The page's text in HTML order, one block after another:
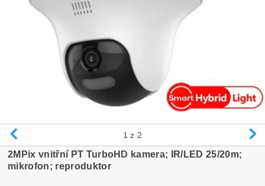
1 z 2
2MPix vnitřní PT TurboHD kamera; IR/LED 25/20m;
mikrofon; reproduktor